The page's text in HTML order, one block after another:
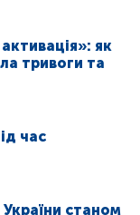
як
тривоги та
час
станом